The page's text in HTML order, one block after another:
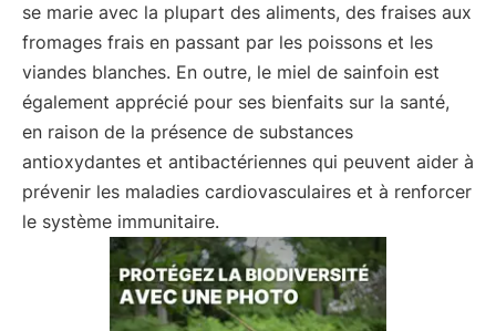
se marie avec la plupart des aliments, des fraises aux
fromages frais en passant par les poissons et les
viandes blanches. En outre, le miel de sainfoin est
également apprécié pour ses bienfaits sur la santé,
en raison de la présence de substances
antioxydantes et antibactériennes qui peuvent aider à
prévenir les maladies cardiovasculaires et à renforcer
le système immunitaire.